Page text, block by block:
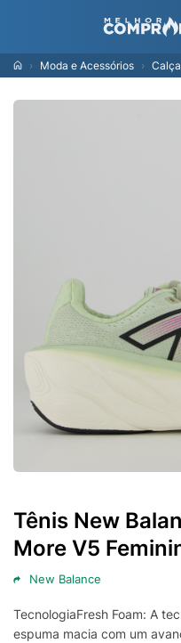
Moda e Acessórios
Tênis New
More V5
New Balance
TecnologiaFresh Foam: A
espuma macia com um